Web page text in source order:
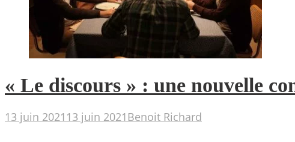
« Le discours » : une nouvelle
13 juin 2021 13 juin 2021 Benoit Richard